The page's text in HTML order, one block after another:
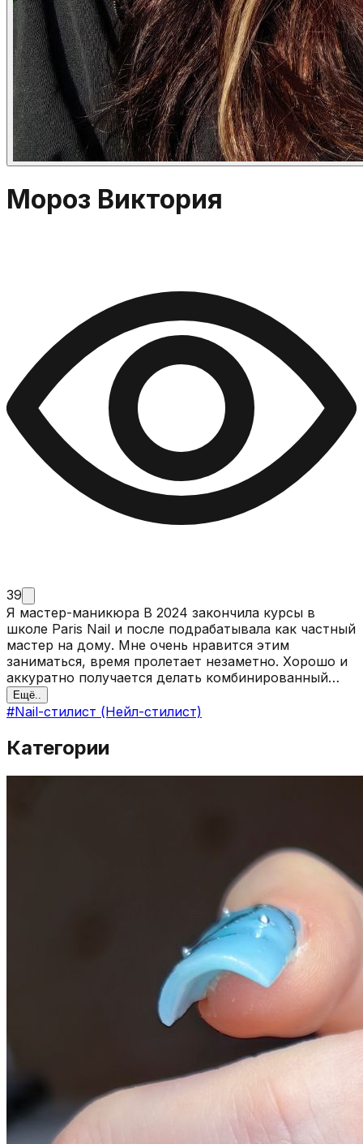
Мороз Виктория
39
Я мастер-маникюра В 2024 закончила курсы в
школе Paris Nail и после подрабатывала как частный
мастер на дому. Мне очень нравится этим
заниматься, время пролетает незаметно. Хорошо и
аккуратно получается делать комбинированный
маникюр и покрытие. Отдельно нравится делать
наращивание(на вф) и дизайны. Так же легко дается
для меня в этой сфере. Есть интерес постоянно
развиваться, учиться и пробовать что-то новое.
Ещё..
#Nail-стилист (Нейл-стилист)
Категории